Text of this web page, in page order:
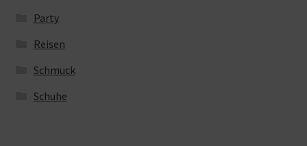
Party
Reisen
Schmuck
Schuhe